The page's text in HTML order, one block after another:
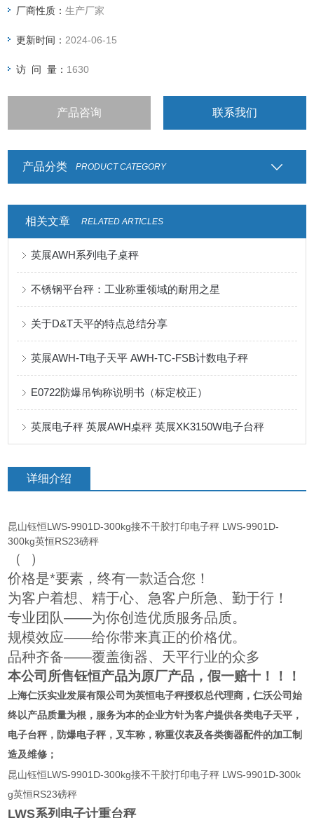
可设定上下限做检重秤用；
厂商性质：生产厂家
更新时间： 2024-06-15
访 问 量： 1630
产品咨询 联系我们
产品分类 PRODUCT CATEGORY
相关文章 RELATED ARTICLES
英展AWH系列电子桌秤
不锈钢平台秤：工业称重领域的耐用之星
关于D&T天平的特点总结分享
英展AWH-T电子天平 AWH-TC-FSB计数电子秤
E0722防爆吊钩称说明书（标定校正）
英展电子秤 英展AWH桌秤 英展XK3150W电子台秤
详细介绍
昆山钰恒LWS-9901D-300kg接不干胶打印电子秤 LWS-9901D-
300kg英恒RS23磅秤
（
）
价格是*要素，终有一款适合您！
为客户着想、精于心、急客户所急、勤于行！
专业团队——为你创造优质服务品质。
规模效应——给你带来真正的价格优。
品种齐备——覆盖衡器、天平行业的众多
本公司所售钰恒产品为原厂产品，假一赔十！！！
上海仁沃实业发展有限公司为英恒电子秤授权总代理商 ，仁沃公司始
终以产品质量为根，服务为本的企业方针为客户提供各类电子天平，
电子台秤，防爆电子秤，叉车称，称重仪表及各类衡器配件的加工制
造及维修；
昆山钰恒LWS-9901D-300kg接不干胶打印电子秤 LWS-9901D-300k
g英恒RS23磅秤
LWS系列电子计重台秤